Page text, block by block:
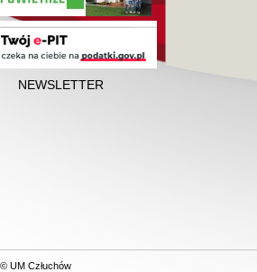
NEWSLETTER
© UM Człuchów